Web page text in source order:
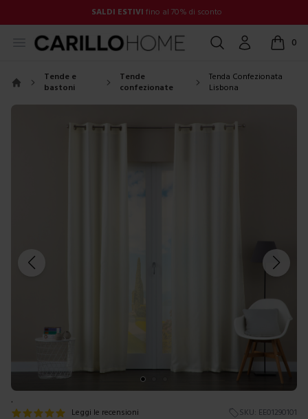
SALDI ESTIVI fino al 70% di sconto
Open menu Cerca Account 0
items
Tende e
bastoni
Tende
confezionate
Tenda Confezionata
Lisbona
.
Leggi le recensioni SKU: EE01290101